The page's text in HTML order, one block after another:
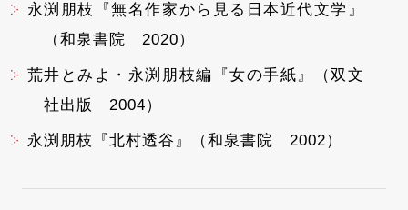
永渕朋枝『無名作家から見る日本近代文学』
（和泉書院 2020）
荒井とみよ・永渕朋枝編『女の手紙』（双文
社出版 2004）
永渕朋枝『北村透谷』（和泉書院 2002）